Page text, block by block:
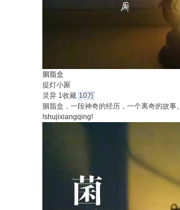
胭脂盒
提灯小厮
灵异 1收藏 10万
胭脂盒，一段神奇的经历，一个离奇的故事。
!shujixiangqing!